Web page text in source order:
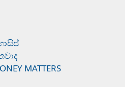
MATTERS